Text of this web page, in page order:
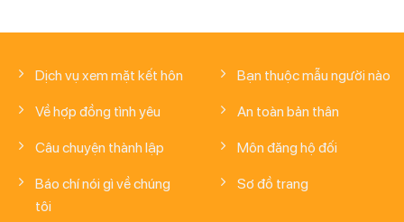
Dịch vụ xem mặt kết hôn
Về hợp đồng tình yêu
Câu chuyện thành lập
Báo chí nói gì về chúng
tôi
Bạn thuộc mẫu người nào
An toàn bản thân
Môn đăng hộ đối
Sơ đồ trang